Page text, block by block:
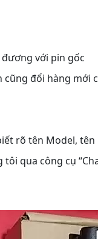
với pin gốc
cũng đổi hàng mới
rõ tên Model,
qua công cụ